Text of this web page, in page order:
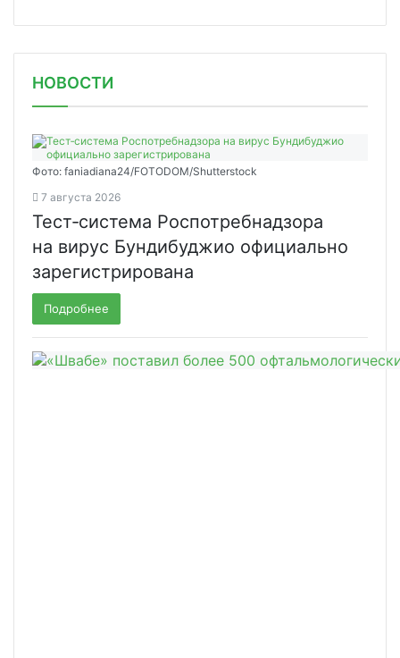
НОВОСТИ
Фото: faniadiana24/FOTODOM/Shutterstock
7 августа 2026
Тест‑система Роспотребнадзора
на вирус Бундибуджио официально
зарегистрирована
Подробнее